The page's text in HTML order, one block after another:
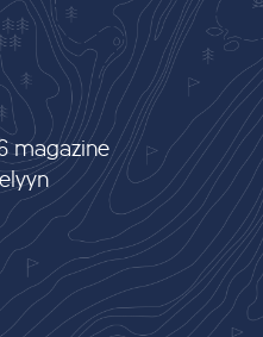
magazine